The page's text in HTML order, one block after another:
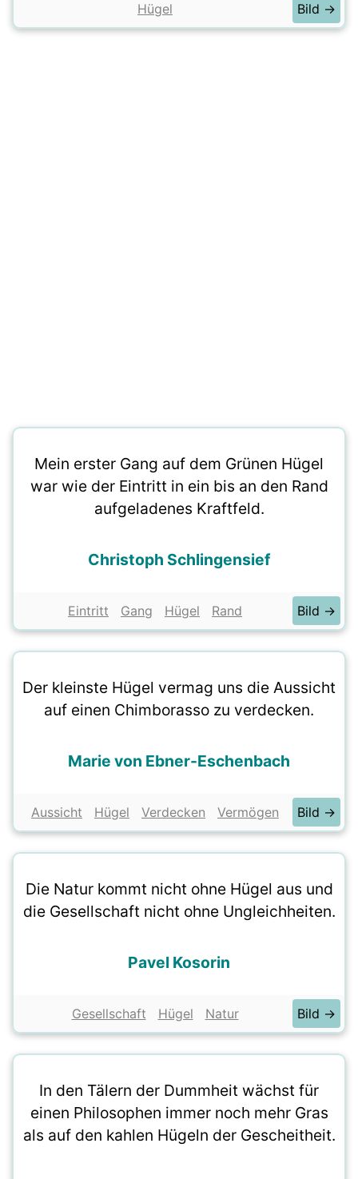
Hügel Bild →
Mein erster Gang auf dem Grünen Hügel
war wie der Eintritt in ein bis an den Rand
aufgeladenes Kraftfeld.
Christoph Schlingensief
Eintritt Gang Hügel Rand Bild →
Der kleinste Hügel vermag uns die Aussicht
auf einen Chimborasso zu verdecken.
Marie von Ebner-Eschenbach
Aussicht Hügel Verdecken Vermögen Bild →
Die Natur kommt nicht ohne Hügel aus und
die Gesellschaft nicht ohne Ungleichheiten.
Pavel Kosorin
Gesellschaft Hügel Natur Bild →
In den Tälern der Dummheit wächst für
einen Philosophen immer noch mehr Gras
als auf den kahlen Hügeln der Gescheitheit.